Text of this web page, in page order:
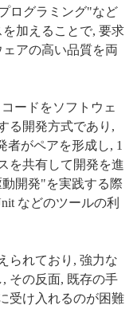
ログラミング"など
加えることで, 要求
アの高い品質を両
ードをソフトウェ
る開発方式であり,
者がペアを形成し, 1
を共有して開発を進
開発"を実践する際
などのツールの利
られており, 強力な
その反面, 既存の手
受け入れるのが困難